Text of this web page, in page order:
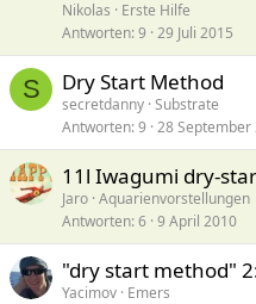
Nikolas
Erste Hilfe
Antworten 9 29 Juli 2015
S Dry Start Method
secretdanny Substrate
Antworten 9 28 September
11l Iwagumi dry-
Jaro Aquarienvorstellungen
Antworten 6 9 April 2010
"dry start method"
Yacimov Emers